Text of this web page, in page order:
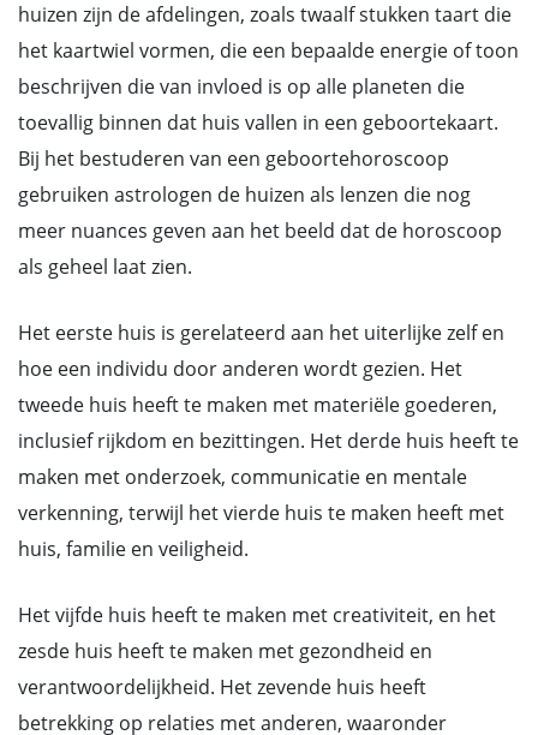
huizen zijn de afdelingen, zoals twaalf stukken taart die
het kaartwiel vormen, die een bepaalde energie of toon
beschrijven die van invloed is op alle planeten die
toevallig binnen dat huis vallen in een geboortekaart.
Bij het bestuderen van een geboortehoroscoop
gebruiken astrologen de huizen als lenzen die nog
meer nuances geven aan het beeld dat de horoscoop
als geheel laat zien.
Het eerste huis is gerelateerd aan het uiterlijke zelf en
hoe een individu door anderen wordt gezien. Het
tweede huis heeft te maken met materiële goederen,
inclusief rijkdom en bezittingen. Het derde huis heeft te
maken met onderzoek, communicatie en mentale
verkenning, terwijl het vierde huis te maken heeft met
huis, familie en veiligheid.
Het vijfde huis heeft te maken met creativiteit, en het
zesde huis heeft te maken met gezondheid en
verantwoordelijkheid. Het zevende huis heeft
betrekking op relaties met anderen, waaronder